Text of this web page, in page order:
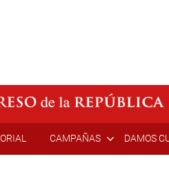
CAMPAÑAS DAMOS